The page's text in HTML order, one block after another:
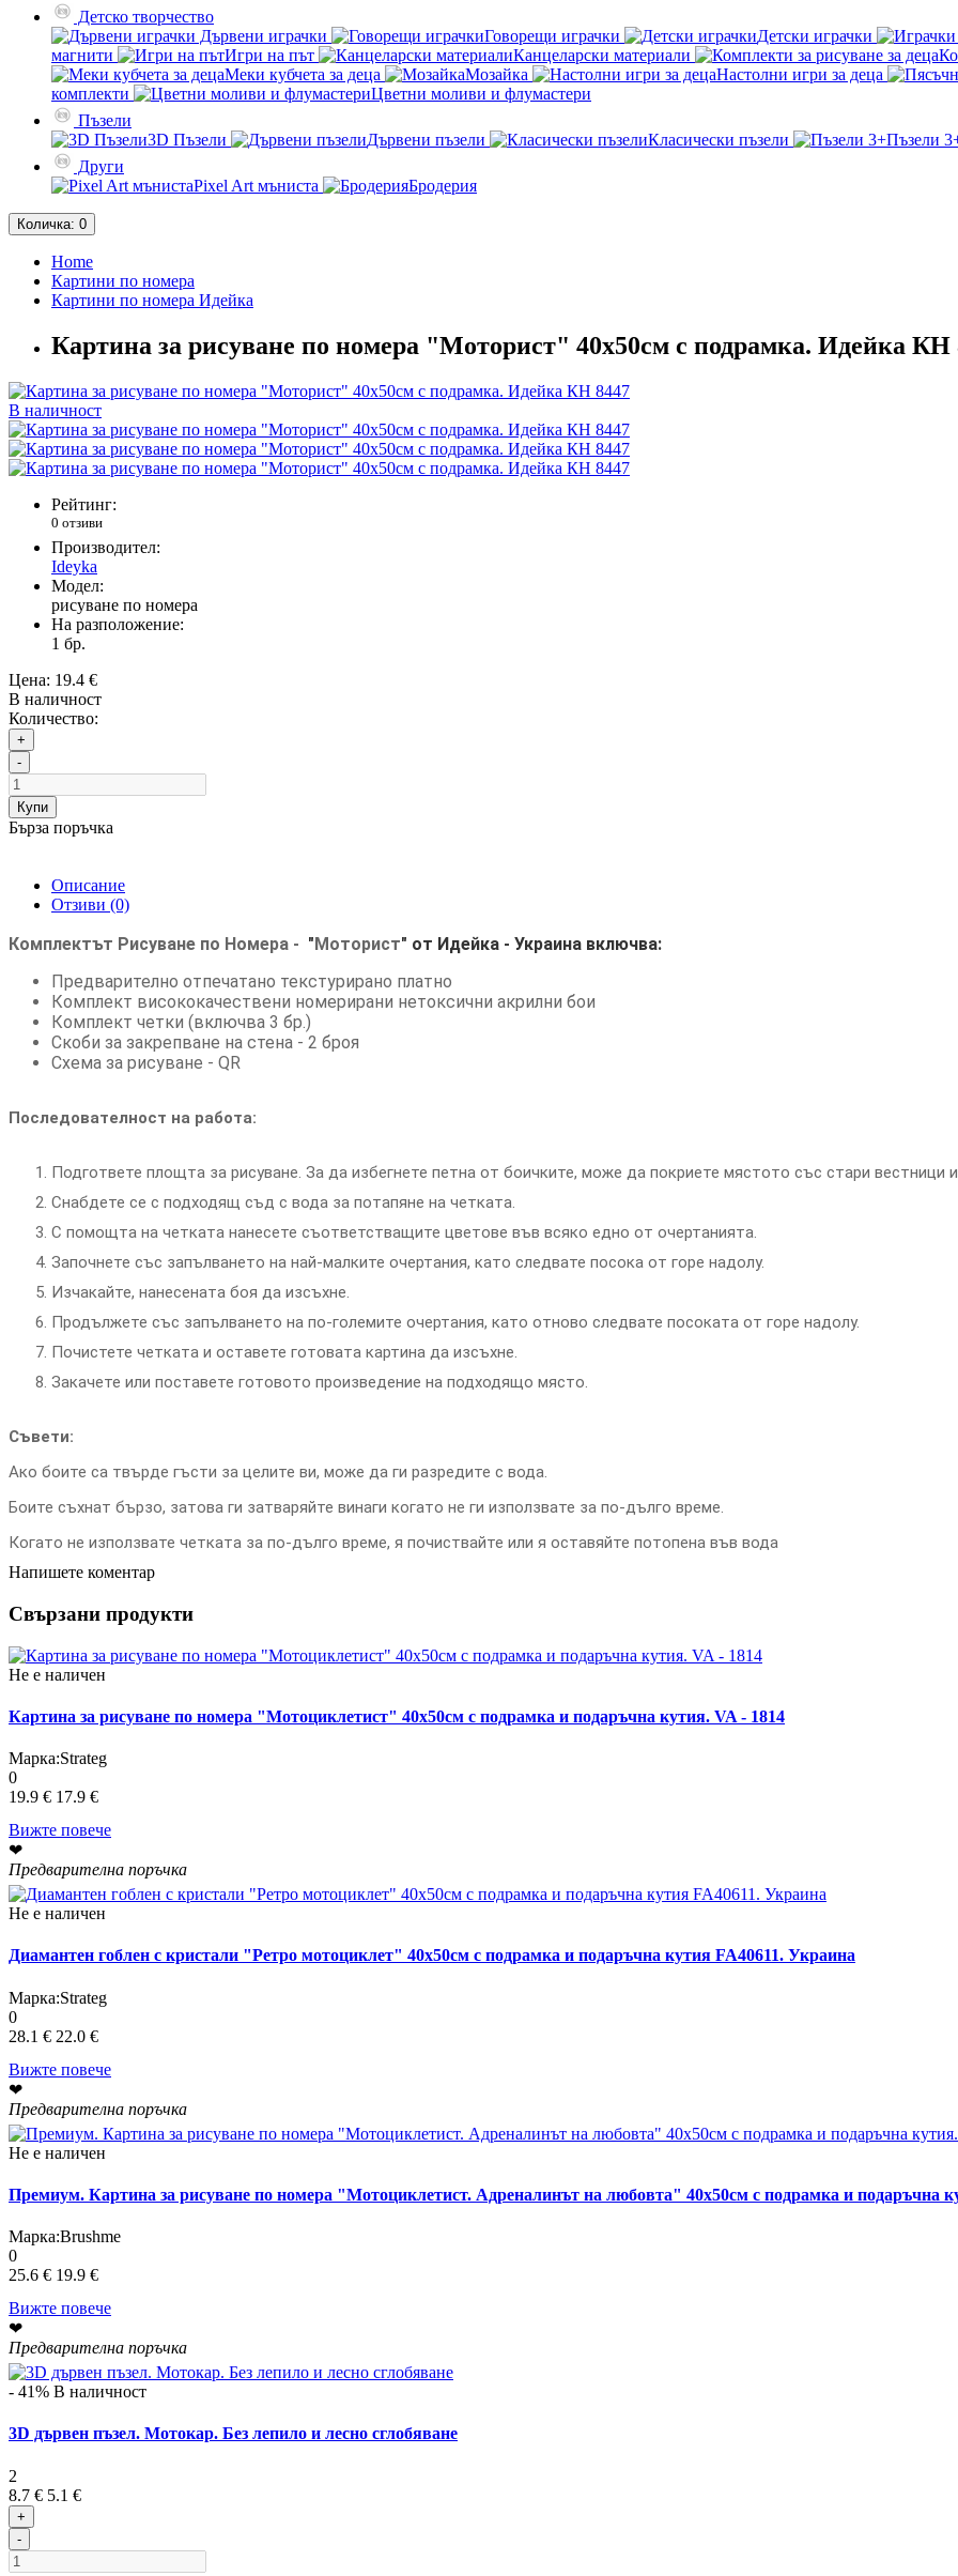
Детско творчество
Дървени играчки
Говорещи играчки
Детски играчки
магнити
Игри на път Канцеларски материали
Меки кубчета за деца
Мозайка
Настолни игри за деца
комплекти
Цветни моливи и флумастери
Пъзели
3D Пъзели
Дървени пъзели Класически пъзели
Пъзели
Други
Pixel Art мъниста
Бродерия
Количка: 0
Home
Картини по номера
Картини по номера Идейка
Картина за рисуване по номера "Моторист" 40х50см с подрамка. Идейка КН
В наличност
Рейтинг:
0 отзиви
Производител:
Ideyka
Модел:
рисуване по номера
На разположение:
1 бр.
Цена: 19.4 €
В наличност
Количество:
+
-
Купи
Бърза поръчка
Описание
Отзиви (0)
Комплектът Рисуване по Номера - "Моторист" от Идейка - Украина включва:
Предварително отпечатано текстурирано платно
Комплект висококачествени номерирани нетоксични акрилни бои
Комплект четки (включва 3 бр.)
Скоби за закрепване на стена - 2 броя
Схема за рисуване - QR
Последователност на работа:
Подгответе площта за рисуване. За да избегнете петна от боичките, може да покриете мястото със стари вестници
Снабдете се с подходящ съд с вода за потапяне на четката.
С помощта на четката нанесете съответстващите цветове във всяко едно от очертанията.
Започнете със запълването на най-малките очертания, като следвате посока от горе надолу.
Изчакайте, нанесената боя да изсъхне.
Продължете със запълването на по-големите очертания, като отново следвате посоката от горе надолу.
Почистете четката и оставете готовата картина да изсъхне.
Закачете или поставете готовото произведение на подходящо място.
Съвети:
Ако боите са твърде гъсти за целите ви, може да ги разредите с вода.
Боите съхнат бързо, затова ги затваряйте винаги когато не ги използвате за по-дълго време.
Когато не използвате четката за по-дълго време, я почиствайте или я оставяйте потопена във вода
Напишете коментар
Свързани продукти
Не е наличен
Картина за рисуване по номера "Мотоциклетист" 40х50см с подрамка и подаръчна кутия. VA - 1814
Марка:Strateg
0
19.9 € 17.9 €
Вижте повече
❤
Предварителна поръчка
Не е наличен
Диамантен гоблен с кристали "Ретро мотоциклет" 40х50см с подрамка и подаръчна кутия FA40611. Украина
Марка:Strateg
0
28.1 € 22.0 €
Вижте повече
❤
Предварителна поръчка
Не е наличен
Премиум. Картина за рисуване по номера "Мотоциклетист. Адреналинът на любовта" 40х50см с подрамка и подаръчна
Марка:Brushme
0
25.6 € 19.9 €
Вижте повече
❤
Предварителна поръчка
- 41% В наличност
3D дървен пъзел. Мотокар. Без лепило и лесно сглобяване
2
8.7 € 5.1 €
+
-